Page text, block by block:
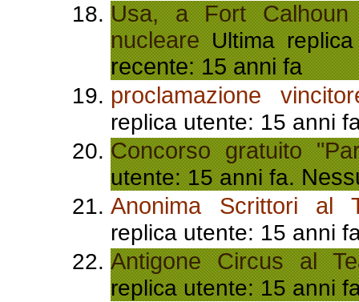
Usa, a Fort
nucleare Ultima
recente: 15 anni fa
proclamazione
replica utente: 15 anni
Concorso gratuito
utente: 15 anni fa.
Anonima Scrittori al
replica utente: 15 anni
Antigone Circus al
replica utente: 15 anni